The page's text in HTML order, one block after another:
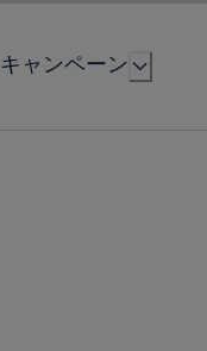
キャンペーン